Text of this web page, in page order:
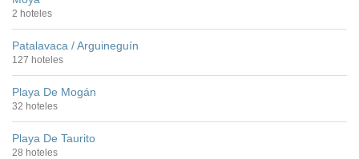
2 hoteles
Patalavaca / Arguineguín
127 hoteles
Playa De Mogán
32 hoteles
Playa De Taurito
28 hoteles